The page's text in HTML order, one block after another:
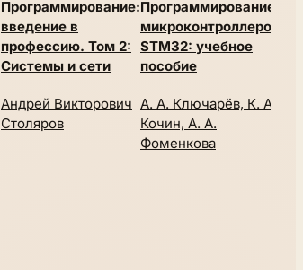
Программирование:
введение в
профессию. Том 2:
Системы и сети
Андрей Викторович
Столяров
Программирование
микроконтроллеров
STM32: учебное
пособие
А. А. Ключарёв, К. А.
Кочин, А. А.
Фоменкова